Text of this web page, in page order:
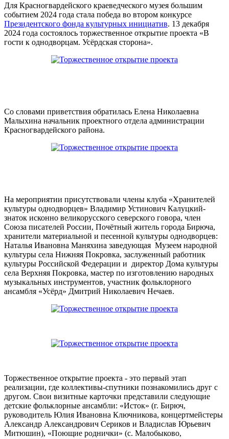
Для Красногвардейского краеведческого музея большим
событием 2024 года стала победа во втором конкурсе
Президентского фонда культурных инициатив. 13 декабря
2024 года состоялось торжественное открытие проекта «В
гости к однодворцам. Усёрдская сторона».
Со словами приветствия обратилась Елена Николаевна
Малыхина начальник проектного отдела администрации
Красногвардейского района.
На мероприятии присутствовали члены клуба «Хранителей
культуры однодворцев» Владимир Устинович Калуцкий-
знаток исконно великорусского северского говора, член
Союза писателей России, Почётный житель города Бирюча,
хранители материальной и песенной культуры однодворцев:
Наталья Ивановна Маняхина заведующая Музеем народной
культуры села Нижняя Покровка, заслуженный работник
культуры Российской Федерации и директор Дома культуры
села Верхняя Покровка, мастер по изготовлению народных
музыкальных инструментов, участник фольклорного
ансамбля «Усёрд» Дмитрий Николаевич Нечаев.
Торжественное открытие проекта - это первый этап
реализации, где коллективы-спутники познакомились друг с
другом. Свои визитные карточки представили следующие
детские фольклорные ансамбли: «Исток» (г. Бирюч,
руководитель Юлия Ивановна Ключникова, концертмейстеры
Александр Александрович Сериков и Владислав Юрьевич
Митюшин), «Поющие роднички» (с. Малобыково,